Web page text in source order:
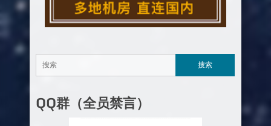
QQ群（全员禁言）